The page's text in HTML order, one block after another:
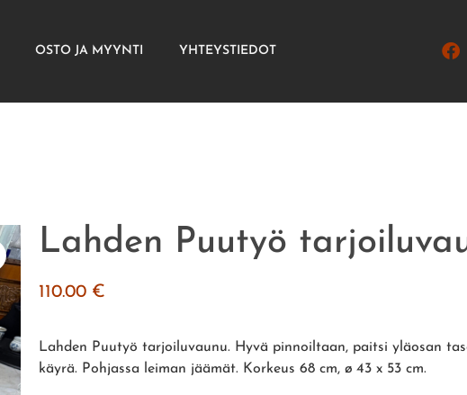
OSTO JA MYYNTI YHTEYSTIEDOT
Lahden Puutyö
110.00 €
Lahden Puutyö tarjoiluvaunu. Hyvä pinnoiltaan, paitsi yläosan
käyrä. Pohjassa leiman jäämät. Korkeus 68 cm, ø 43 x 53 cm.